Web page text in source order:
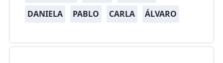
DANIELA PABLO CARLA ÁLVARO